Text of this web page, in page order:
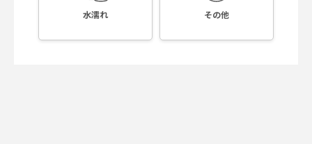
水濡れ その他